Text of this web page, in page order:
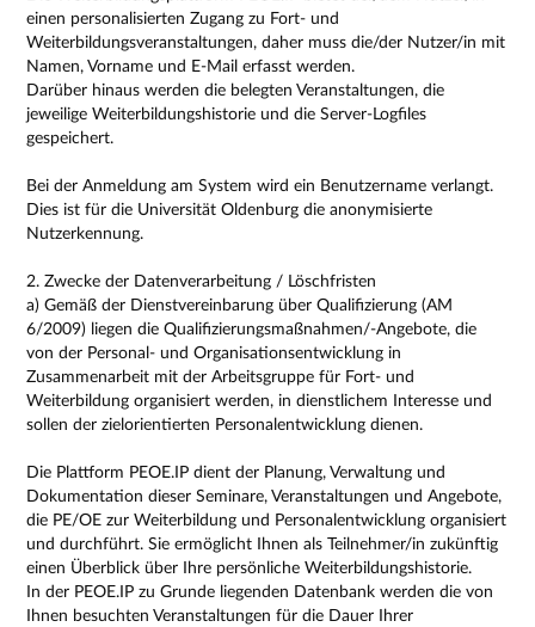
einen personalisierten Zugang zu Fort- und
Weiterbildungsveranstaltungen, daher muss die/der Nutzer/in mit
Namen, Vorname und E-Mail erfasst werden.
Darüber hinaus werden die belegten Veranstaltungen, die
jeweilige Weiterbildungshistorie und die Server-Logfiles
gespeichert.
Bei der Anmeldung am System wird ein Benutzername verlangt.
Dies ist für die Universität Oldenburg die anonymisierte
Nutzerkennung.
2. Zwecke der Datenverarbeitung / Löschfristen
a) Gemäß der Dienstvereinbarung über Qualifizierung (AM
6/2009) liegen die Qualifizierungsmaßnahmen/-Angebote, die
von der Personal- und Organisationsentwicklung in
Zusammenarbeit mit der Arbeitsgruppe für Fort- und
Weiterbildung organisiert werden, in dienstlichem Interesse und
sollen der zielorientierten Personalentwicklung dienen.
Die Plattform PEOE.IP dient der Planung, Verwaltung und
Dokumentation dieser Seminare, Veranstaltungen und Angebote,
die PE/OE zur Weiterbildung und Personalentwicklung organisiert
und durchführt. Sie ermöglicht Ihnen als Teilnehmer/in zukünftig
einen Überblick über Ihre persönliche Weiterbildungshistorie.
In der PEOE.IP zu Grunde liegenden Datenbank werden die von
Ihnen besuchten Veranstaltungen für die Dauer Ihrer